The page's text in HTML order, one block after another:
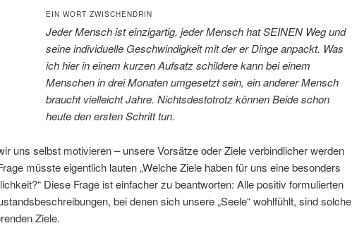
EIN WORT ZWISCHENDRIN
Jeder Mensch ist einzigartig, jeder Mensch hat SEINEN Weg und
seine individuelle Geschwindigkeit mit der er Dinge anpackt. Was
ich hier in einem kurzen Aufsatz schildere kann bei einem
Menschen in drei Monaten umgesetzt sein, ein anderer Mensch
braucht vielleicht Jahre. Nichtsdestotrotz können Beide schon
heute den ersten Schritt tun.
uns selbst motivieren – unsere Vorsätze oder Ziele verbindlicher werden
müsste eigentlich lauten „Welche Ziele haben für uns eine besonders
Diese Frage ist einfacher zu beantworten: Alle positiv formulierten
bei denen sich unsere „Seele“ wohlfühlt, sind solche
Ziele.